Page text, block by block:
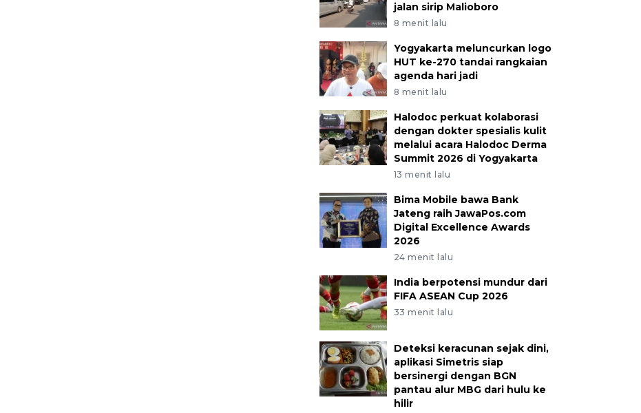
jalan sirip Malioboro
8 menit lalu
Yogyakarta meluncurkan logo
HUT ke-270 tandai rangkaian
agenda hari jadi
8 menit lalu
Halodoc perkuat kolaborasi
dengan dokter spesialis kulit
melalui acara Halodoc Derma
Summit 2026 di Yogyakarta
13 menit lalu
Bima Mobile bawa Bank
Jateng raih JawaPos.com
Digital Excellence Awards
2026
24 menit lalu
India berpotensi mundur dari
FIFA ASEAN Cup 2026
33 menit lalu
Deteksi keracunan sejak dini,
aplikasi Simetris siap
bersinergi dengan BGN
pantau alur MBG dari hulu ke
hilir